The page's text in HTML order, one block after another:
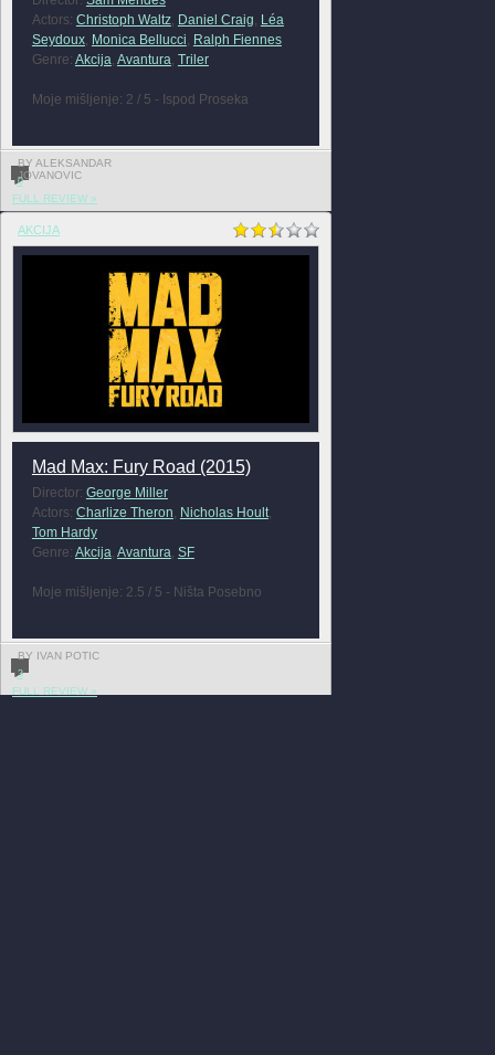
Actors: Christoph Waltz, Daniel Craig Léa
Seydoux, Monica Bellucci Ralph Fiennes
Genre: Akcija Avantura Triler
Moje mišljenje: 2 / 5 - Ispod Proseka
BY ALEKSANDAR
JOVANOVIC
0
FULL REVIEW »
AKCIJA
Mad Max: Fury Road (2015)
Director: George Miller
Actors: Charlize Theron Nicholas Hoult,
Tom Hardy
Genre: Akcija Avantura SF
Moje mišljenje: 2.5 / 5 - Ništa Posebno
BY IVAN POTIC
3
FULL REVIEW »